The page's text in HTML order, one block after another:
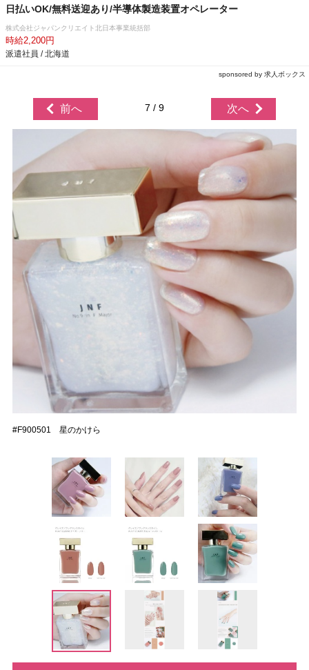
日払いOK/無料送迎あり/半導体製造装置オペレーター
株式会社ジャパンクリエイト北日本事業統括部
時給2,200円
派遣社員 / 北海道
sponsored by 求人ボックス
前へ 7 / 9 次へ
#F900501 星のかけら